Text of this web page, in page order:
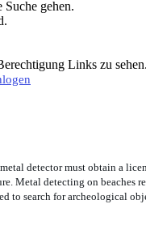
gehen.
Links zu sehen.
detector must obtain a
Metal detecting on beaches
to search for archeological